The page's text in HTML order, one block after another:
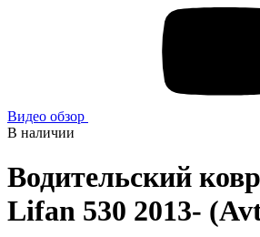
Видео обзор
В наличии
Водительский
Lifan 530 2013-